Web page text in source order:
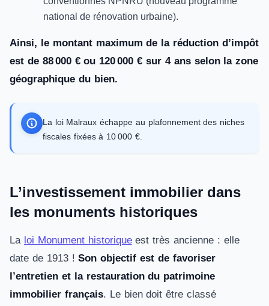
national de rénovation urbaine).
Ainsi, le montant maximum de la réduction d’impôt
est de 88 000 € ou 120 000 € sur 4 ans selon la zone
géographique du bien.
La loi Malraux échappe au plafonnement des niches
fiscales fixées à 10 000 €.
L’investissement immobilier dans
les monuments historiques
La loi Monument historiqueest très ancienne : elle
date de 1913 !Son objectif est de favoriser
l’entretien et la restauration du patrimoine
immobilier français. Le bien doit être classé